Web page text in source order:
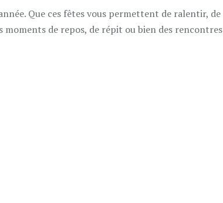
Que ces fêtes vous permettent de ralentir, de
de repos, de répit ou bien des rencontres